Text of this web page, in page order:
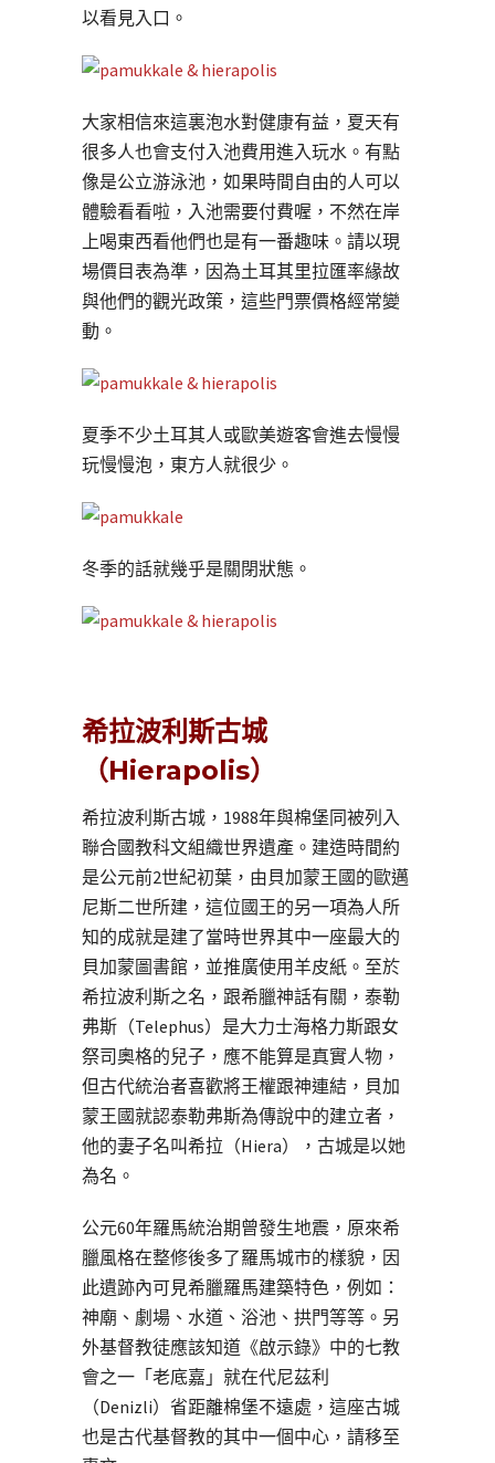
以看見入口。
大家相信來這裏泡水對健康有益，夏天有
很多人也會支付入池費用進入玩水。有點
像是公立游泳池，如果時間自由的人可以
體驗看看啦，入池需要付費喔，不然在岸
上喝東西看他們也是有一番趣味。請以現
場價目表為準，因為土耳其里拉匯率緣故
與他們的觀光政策，這些門票價格經常變
動。
夏季不少土耳其人或歐美遊客會進去慢慢
玩慢慢泡，東方人就很少。
冬季的話就幾乎是關閉狀態。
希拉波利斯古城
（Hierapolis）
希拉波利斯古城，1988年與棉堡同被列入
聯合國教科文組織世界遺產。建造時間約
是公元前2世紀初葉，由貝加蒙王國的歐邁
尼斯二世所建，這位國王的另一項為人所
知的成就是建了當時世界其中一座最大的
貝加蒙圖書館，並推廣使用羊皮紙。至於
希拉波利斯之名，跟希臘神話有關，泰勒
弗斯（Telephus）是大力士海格力斯跟女
祭司奧格的兒子，應不能算是真實人物，
但古代統治者喜歡將王權跟神連結，貝加
蒙王國就認泰勒弗斯為傳說中的建立者，
他的妻子名叫希拉（Hiera），古城是以她
為名。
公元60年羅馬統治期曾發生地震，原來希
臘風格在整修後多了羅馬城市的樣貌，因
此遺跡內可見希臘羅馬建築特色，例如：
神廟、劇場、水道、浴池、拱門等等。另
外基督教徒應該知道《啟示錄》中的七教
會之一「老底嘉」就在代尼茲利
（Denizli）省距離棉堡不遠處，這座古城
也是古代基督教的其中一個中心，請移至